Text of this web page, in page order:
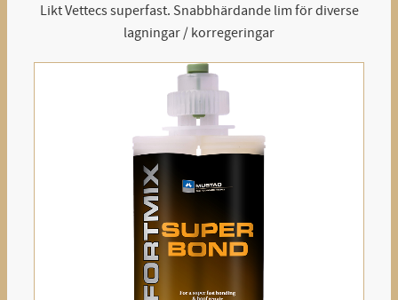
Likt Vettecs superfast. Snabbhärdande lim för diverse
lagningar / korregeringar